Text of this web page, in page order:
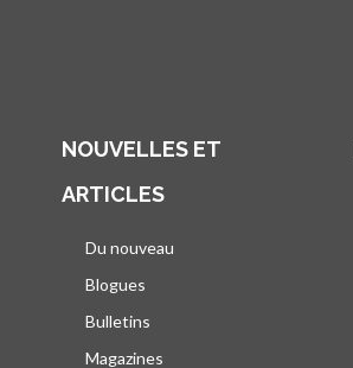
NOUVELLES ET
ARTICLES
Du nouveau
Blogues
Bulletins
Magazines